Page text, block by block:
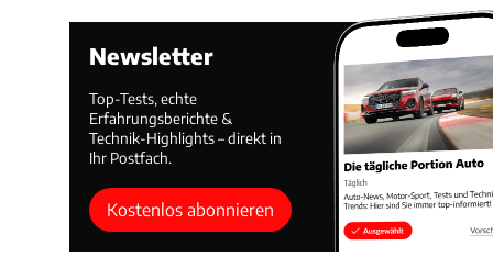
Newsletter
Top-Tests, echte
Erfahrungsberichte &
Technik-Highlights – direkt in
Ihr Postfach.
Kostenlos abonnieren